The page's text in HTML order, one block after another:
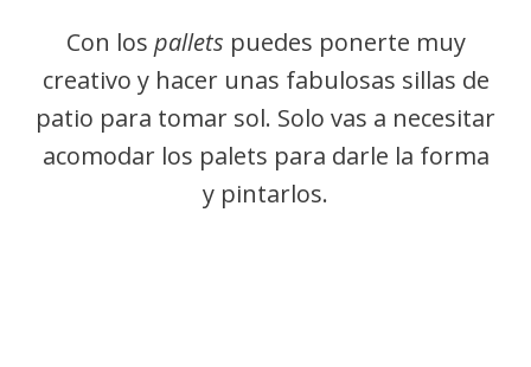
Con los pallets puedes ponerte muy
creativo y hacer unas fabulosas sillas de
patio para tomar sol. Solo vas a necesitar
acomodar los palets para darle la forma
y pintarlos.